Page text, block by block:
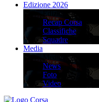
Edizione 2026
Edizione 2026
Recap Corsa
Classifiche
Squadre
Media
Media
News
Foto
Video